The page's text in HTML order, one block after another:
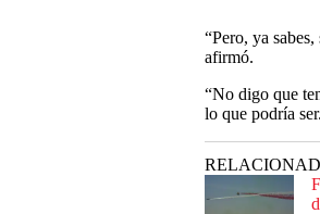
“Pero, ya
afirmó.
“No digo que
lo que podría